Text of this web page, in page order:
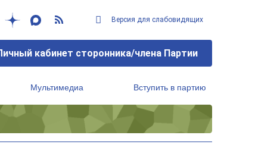
Версия для слабовидящих
кабинет сторонника/члена Партии
Мультимедиа Вступить в партию